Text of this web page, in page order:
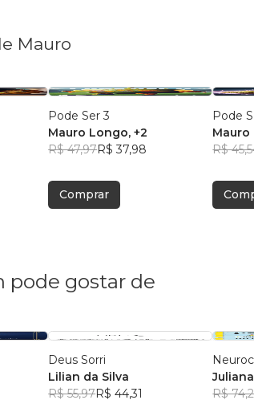
Mauro
Pode Ser 3
Mauro Longo, +2
R$ 47,97R$ 37,98
Comprar
Pode
Mauro
R$
pode gostar de
Deus Sorri
Lilian da Silva
R$ 55,97R$ 44,31
R$